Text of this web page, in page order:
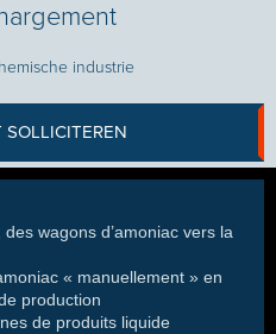
industrie
SOLLICITEREN
wagons d’amoniac vers la
« manuellement » en
production
de produits liquide